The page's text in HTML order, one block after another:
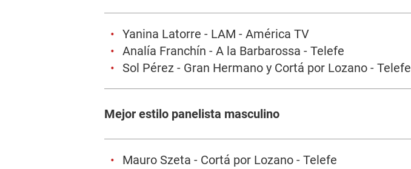
Yanina Latorre - LAM - América TV
Analía Franchín - A la Barbarossa - Telefe
Sol Pérez - Gran Hermano y Cortá por Lozano - Telefe
Mejor estilo panelista masculino
Mauro Szeta - Cortá por Lozano - Telefe